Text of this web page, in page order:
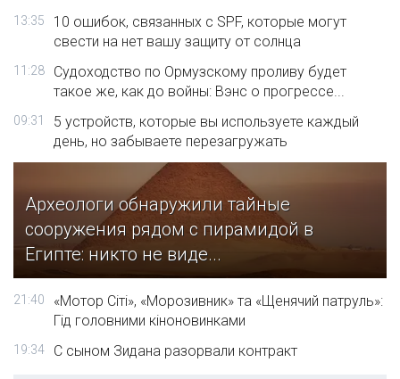
13:35
10 ошибок, связанных с SPF, которые могут
свести на нет вашу защиту от солнца
11:28
Судоходство по Ормузскому проливу будет
такое же, как до войны: Вэнс о прогрессе...
09:31
5 устройств, которые вы используете каждый
день, но забываете перезагружать
Археологи обнаружили тайные
сооружения рядом с пирамидой в
Египте: никто не виде...
21:40
«Мотор Сіті», «Морозивник» та «Щенячий патруль»:
Гід головними кіноновинками
19:34 С сыном Зидана разорвали контракт